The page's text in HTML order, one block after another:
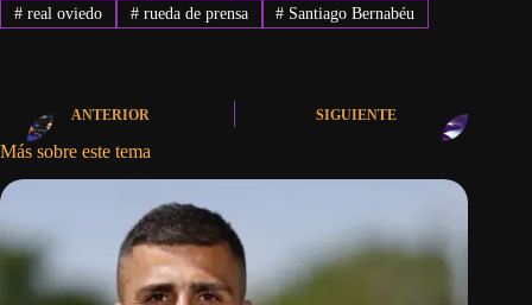
#real oviedo #rueda de prensa # Santiago Bernabéu
ANTERIOR SIGUIENTE
Más sobre este tema